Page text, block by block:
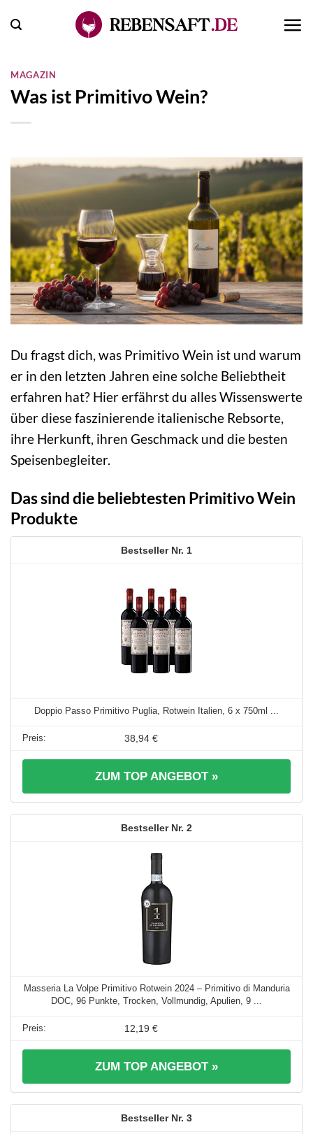
Inhalt
MAGAZIN
Was ist Primitivo Wein?
Du fragst dich, was Primitivo Wein ist und warum
er in den letzten Jahren eine solche Beliebtheit
erfahren hat? Hier erfährst du alles Wissenswerte
über diese faszinierende italienische Rebsorte,
ihre Herkunft, ihren Geschmack und die besten
Speisenbegleiter.
Das sind die beliebtesten Primitivo Wein
Produkte
1
Doppio Passo Primitivo Puglia, Rotwein Italien, 6 x 750ml ...
38,94 €
ZUM TOP ANGEBOT »
2
Masseria La Volpe Primitivo Rotwein 2024 – Primitivo di Manduria
DOC, 96 Punkte, Trocken, Vollmundig, Apulien, 9 ...
12,19 €
ZUM TOP ANGEBOT »
3